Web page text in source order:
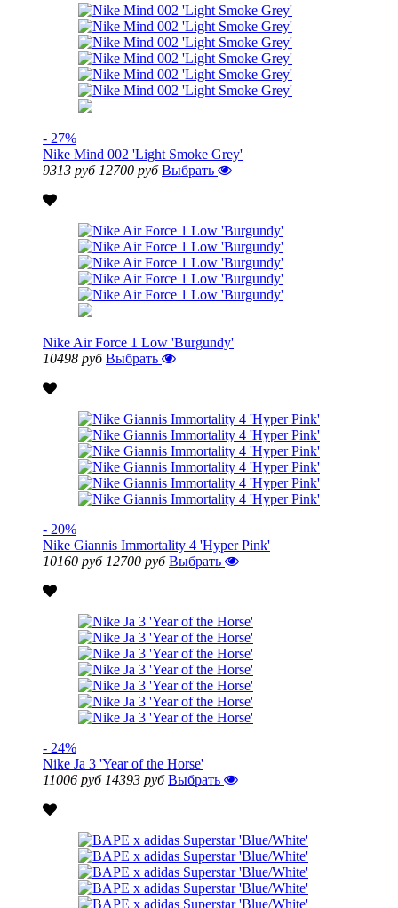
- 27%
Nike Mind 002 'Light Smoke Grey'
9313 руб 12700 руб Выбрать
Nike Air Force 1 Low 'Burgundy'
10498 руб Выбрать
- 20%
Nike Giannis Immortality 4 'Hyper Pink'
10160 руб 12700 руб Выбрать
- 24%
Nike Ja 3 'Year of the Horse'
11006 руб 14393 руб Выбрать